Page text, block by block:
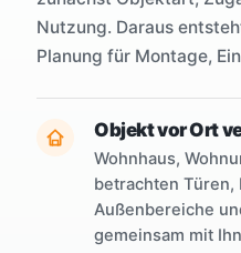
Nutzung. Daraus
Planung für Montage,
Objekt vor Ort
Wohnhaus,
betrachten Türen,
Außenbereiche
gemeinsam mit